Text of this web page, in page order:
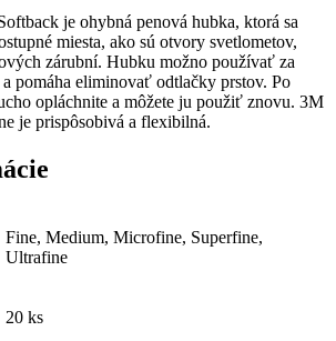
je ohybná penová hubka, ktorá sa
miesta, ako sú otvory svetlometov,
zárubní. Hubku možno používať za
a pomáha eliminovať odtlačky prstov. Po
opláchnite a môžete ju použiť znovu. 3M
je prispôsobivá a flexibilná.
Fine, Medium, Microfine, Superfine,
Ultrafine
20 ks